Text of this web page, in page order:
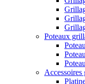
Poteaux